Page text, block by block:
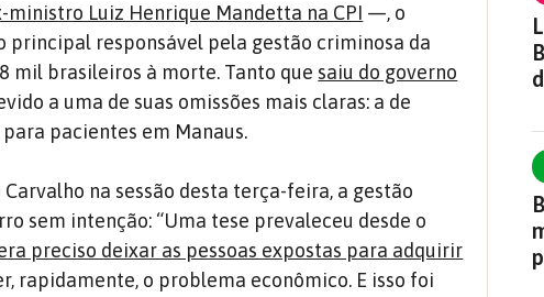
Luiz Henrique Mandetta na CPI —, o
principal responsável pela gestão criminosa da
mil brasileiros à morte. Tanto que saiu do governo
a uma de suas omissões mais claras: a de
pacientes em Manaus.
na sessão desta terça-feira, a gestão
sem intenção: “Uma tese prevaleceu desde o
preciso deixar as pessoas expostas para adquirir
rapidamente, o problema econômico. E isso foi